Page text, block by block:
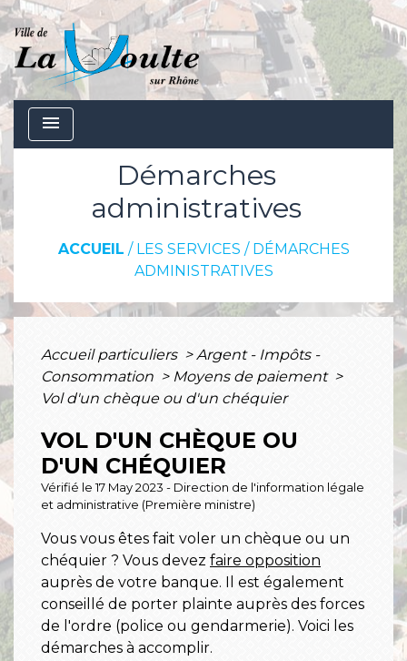
menu
Démarches
administratives
ACCUEIL / LES SERVICES / DÉMARCHES
ADMINISTRATIVES
Accueil particuliers > Argent - Impôts -
Consommation > Moyens de paiement >
Vol d'un chèque ou d'un chéquier
VOL D'UN CHÈQUE OU
D'UN CHÉQUIER
Vérifié le 17 May 2023 - Direction de l'information légale
et administrative (Première ministre)
Vous vous êtes fait voler un chèque ou un
chéquier ? Vous devez faire opposition
auprès de votre banque. Il est également
conseillé de porter plainte auprès des forces
de l'ordre (police ou gendarmerie). Voici les
démarches à accomplir.